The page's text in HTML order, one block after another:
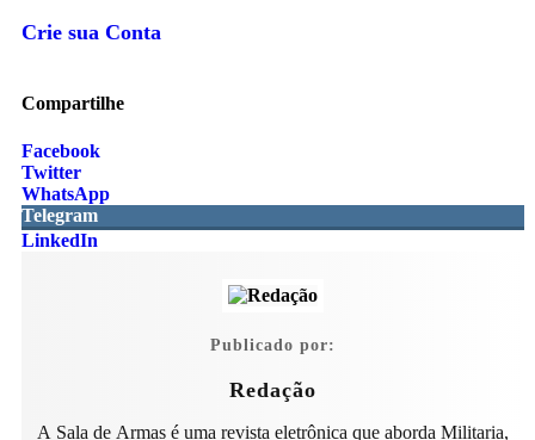
Crie sua Conta
Compartilhe
Facebook
Twitter
WhatsApp
Telegram
LinkedIn
Publicado por:
Redação
A Sala de Armas é uma revista eletrônica que aborda Militaria,